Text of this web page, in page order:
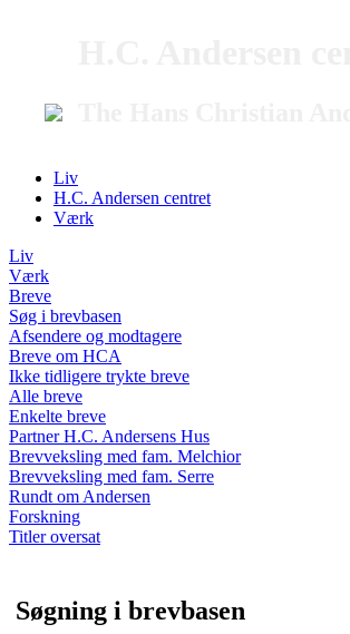
Liv
H.C. Andersen centret
Værk
Liv
Værk
Breve
Søg i brevbasen
Afsendere og modtagere
Breve om HCA
Ikke tidligere trykte breve
Alle breve
Enkelte breve
Partner H.C. Andersens Hus
Brevveksling med fam. Melchior
Brevveksling med fam. Serre
Rundt om Andersen
Forskning
Titler oversat
Søgning i brevbasen